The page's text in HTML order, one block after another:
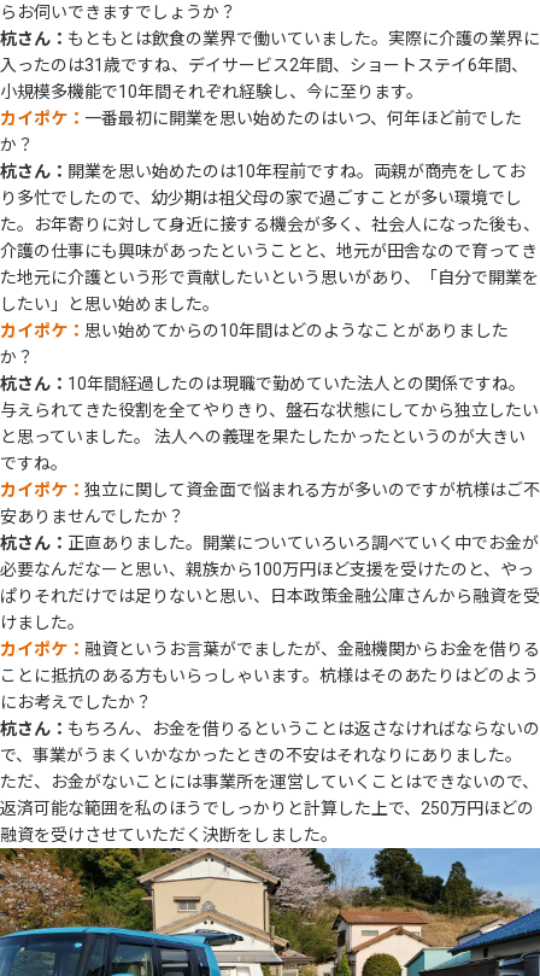
らお伺いできますでしょうか？
杭さん： もともとは飲食の業界で働いていました。実際に介護の業界に
入ったのは31歳ですね、デイサービス2年間、ショートステイ6年間、
小規模多機能で10年間それぞれ経験し、今に至ります。
カイポケ： 一番最初に開業を思い始めたのはいつ、何年ほど前でした
か？
杭さん： 開業を思い始めたのは10年程前ですね。両親が商売をしてお
り多忙でしたので、幼少期は祖父母の家で過ごすことが多い環境でし
た。お年寄りに対して身近に接する機会が多く、社会人になった後も、
介護の仕事にも興味があったということと、地元が田舎なので育ってき
た地元に介護という形で貢献したいという思いがあり、「自分で開業を
したい」と思い始めました。
カイポケ： 思い始めてからの10年間はどのようなことがありました
か？
杭さん： 10年間経過したのは現職で勤めていた法人との関係ですね。
与えられてきた役割を全てやりきり、盤石な状態にしてから独立したい
と思っていました。 法人への義理を果たしたかったというのが大きい
ですね。
カイポケ： 独立に関して資金面で悩まれる方が多いのですが杭様はご不
安ありませんでしたか？
杭さん： 正直ありました。開業についていろいろ調べていく中でお金が
必要なんだなーと思い、親族から100万円ほど支援を受けたのと、やっ
ぱりそれだけでは足りないと思い、日本政策金融公庫さんから融資を受
けました。
カイポケ： 融資というお言葉がでましたが、金融機関からお金を借りる
ことに抵抗のある方もいらっしゃいます。杭様はそのあたりはどのよう
にお考えでしたか？
杭さん： もちろん、お金を借りるということは返さなければならないの
で、事業がうまくいかなかったときの不安はそれなりにありました。
ただ、お金がないことには事業所を運営していくことはできないので、
返済可能な範囲を私のほうでしっかりと計算した上で、250万円ほどの
融資を受けさせていただく決断をしました。